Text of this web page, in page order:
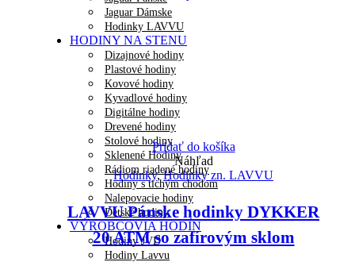
Jaguar Dámske
Hodinky LAVVU
HODINY NA STENU
Dizajnové hodiny
Plastové hodiny
Kovové hodiny
Kyvadlové hodiny
Digitálne hodiny
Drevené hodiny
Stolové hodiny
Sklenené Hodiny
Rádiom riadené hodiny
Hodiny s tichým chodom
Nalepovacie hodiny
Detské hodiny
VÝROBCOVIA HODÍN
Hodiny JVD
Hodiny Lavvu
Pridať do košíka
Náhľad
Hodinky,Hodinky zn. LAVVU
LAVVU Pánske hodinky DYKKER
20 ATM so zafírovým sklom